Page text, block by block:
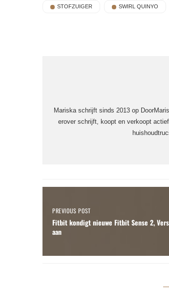
STOFZUIGER SWIRL QUINYO
Mariska schrijft sinds 2013 op
erover schrijft, koopt en verkoopt
PREVIOUS POST
Fitbit kondigt nieuwe Fitbit Sense 2,
aan